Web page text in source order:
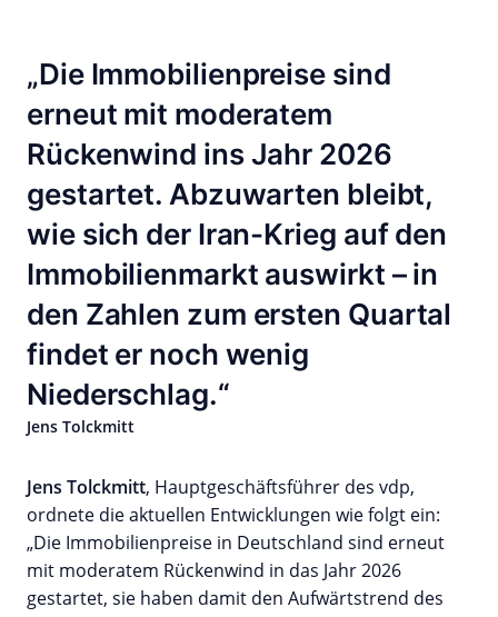
Die Immobilienpreise sind
erneut mit moderatem
Rückenwind ins Jahr 2026
gestartet. Abzuwarten bleibt,
wie sich der Iran-Krieg auf den
Immobilienmarkt auswirkt – in
den Zahlen zum ersten Quartal
findet er noch wenig
Niederschlag.
Jens Tolckmitt
Jens Tolckmitt, Hauptgeschäftsführer des vdp,
ordnete die aktuellen Entwicklungen wie folgt ein:
„Die Immobilienpreise in Deutschland sind erneut
mit moderatem Rückenwind in das Jahr 2026
gestartet, sie haben damit den Aufwärtstrend des